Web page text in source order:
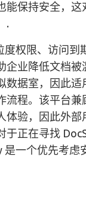
能保持安全，这
.
度权限、访问到
企业降低文档被
数据室，因此适
流程。该平台兼
体验，因此外部
于正在寻找
是一个优先考虑